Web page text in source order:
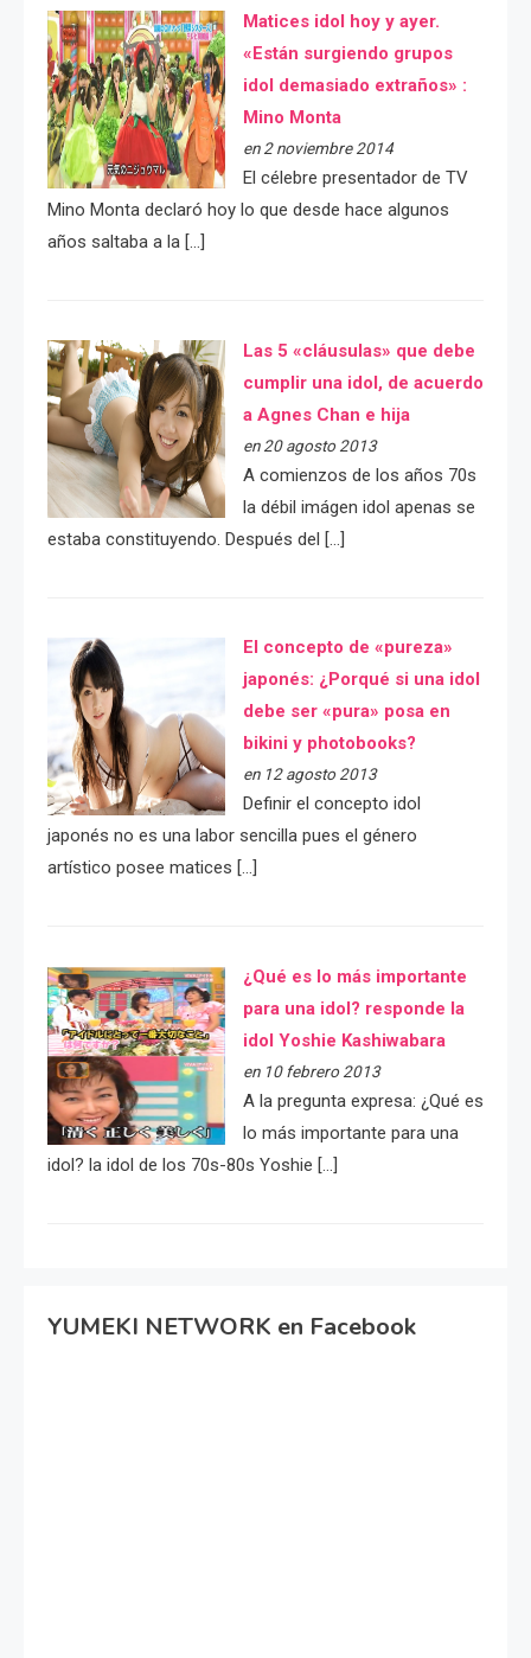
Matices idol hoy y ayer.
«Están surgiendo grupos
idol demasiado extraños» :
Mino Monta
en 2 noviembre 2014
El célebre presentador de TV
Mino Monta declaró hoy lo que desde hace algunos
años saltaba a la […]
Las 5 «cláusulas» que debe
cumplir una idol, de acuerdo
a Agnes Chan e hija
en 20 agosto 2013
A comienzos de los años 70s
la débil imágen idol apenas se
estaba constituyendo. Después del […]
El concepto de «pureza»
japonés: ¿Porqué si una idol
debe ser «pura» posa en
bikini y photobooks?
en 12 agosto 2013
Definir el concepto idol
japonés no es una labor sencilla pues el género
artístico posee matices […]
¿Qué es lo más importante
para una idol? responde la
idol Yoshie Kashiwabara
en 10 febrero 2013
A la pregunta expresa: ¿Qué es
lo más importante para una
idol? la idol de los 70s-80s Yoshie […]
YUMEKI NETWORK en Facebook